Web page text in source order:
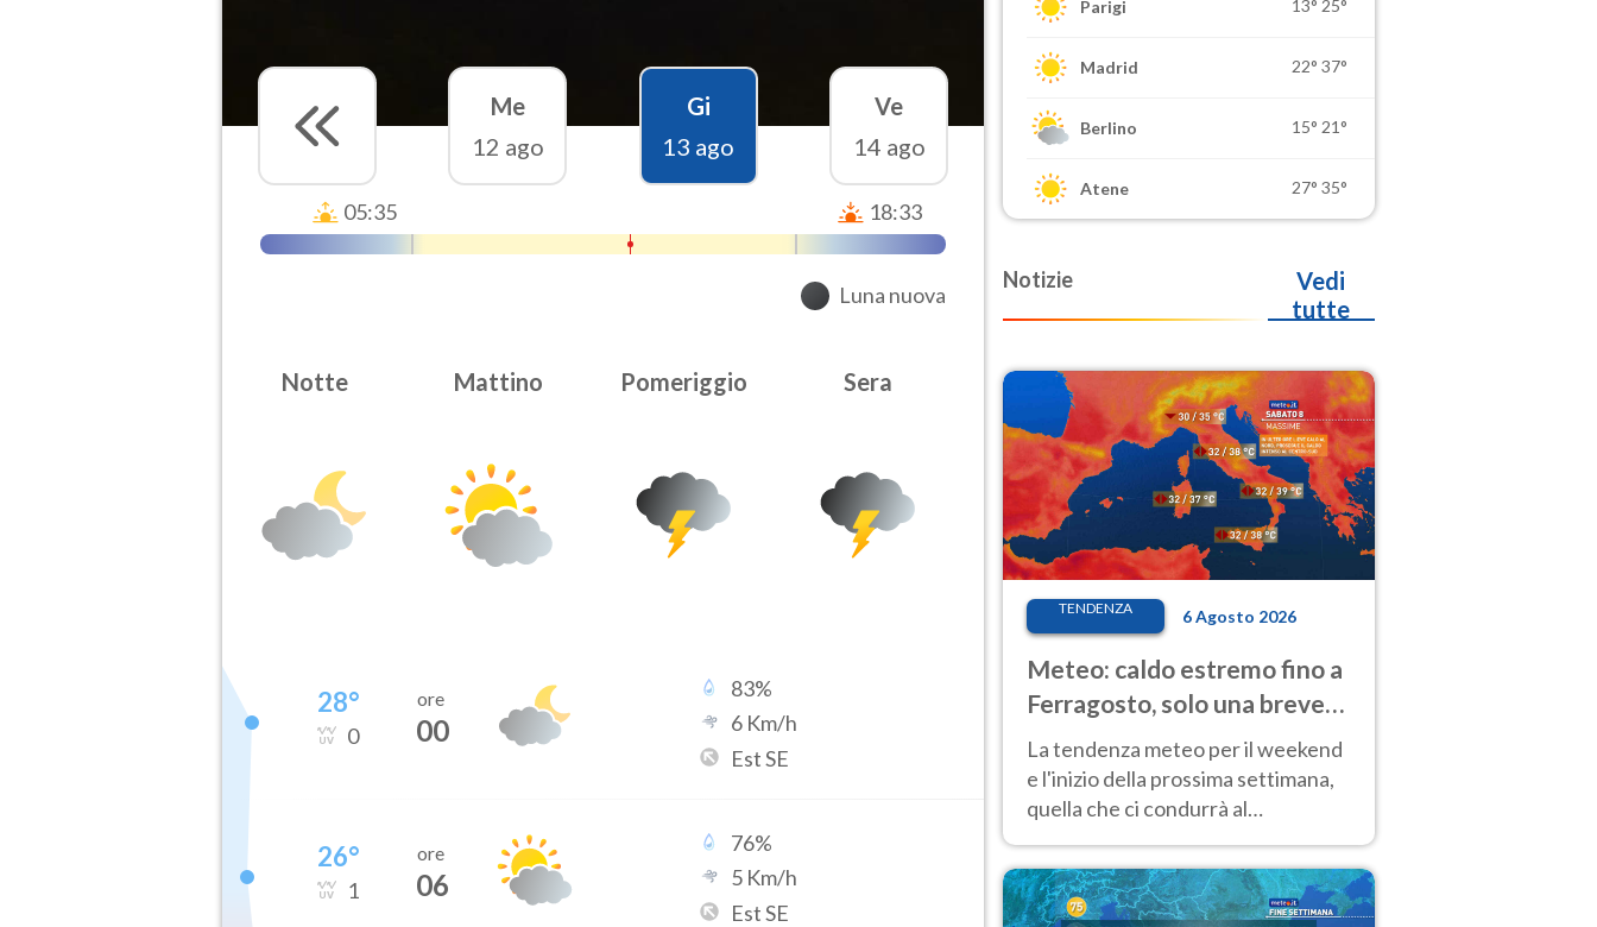
Me
12 ago
Gi
13 ago
Ve
14 ago
05:35 18:33
Luna nuova
Notte Mattino Pomeriggio Sera
28°
0
ore
00
83%
6 Km/h
Est SE
26°
1
ore
06
76%
5 Km/h
Est SE
Parigi 13° 25°
Madrid 22° 37°
Berlino 15° 21°
Atene 27° 35°
Notizie
Vedi
tutte
TENDENZA 6 Agosto 2026
Meteo: caldo estremo fino a
Ferragosto, solo una breve
pausa. Ecco dove
La tendenza meteo per il weekend
e l'inizio della prossima settimana,
quella che ci condurrà al
temperature molto elevate